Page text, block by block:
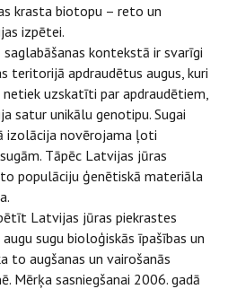
krasta biotopu – reto un
izpētei.
kontekstā ir svarīgi
teritorijā apdraudētus augus, kuri
uzskatīti par apdraudētiem,
satur unikālu genotipu. Sugai
izolācija novērojama ļoti
Tāpēc Latvijas jūras
populāciju ģenētiskā materiāla
Latvijas jūras piekrastes
sugu bioloģiskās īpašības un
to augšanas un vairošanās
Mērķa sasniegšanai 2006. gadā